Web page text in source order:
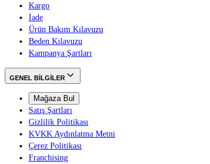
Kargo
İade
Ürün Bakım Kılavuzu
Beden Kılavuzu
Kampanya Şartları
GENEL BİLGİLER
Mağaza Bul
Satış Şartları
Gizlilik Politikası
KVKK Aydınlatma Metni
Çerez Politikası
Franchising